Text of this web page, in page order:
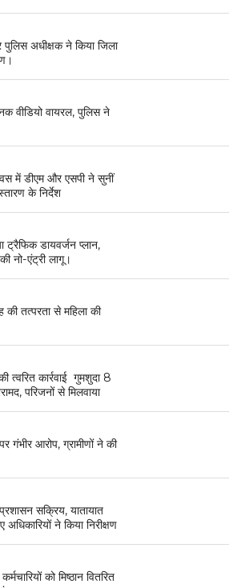
अलर्ट।
बैंड ने मचाया
मैदान।
से परेशान होकर पति ने बच्चों
का शुभारंभ, न्यायमूर्ति
हुई उपनिरीक्षक भर्ती
पर आज रन फॉर
कार्रवाई, बुद्ध भगवान की
प्रदर्शन, गैस संकट को
में रूट डायवर्जन, 14–
बंद